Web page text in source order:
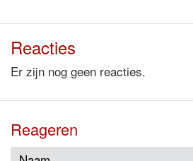
Reacties
Er zijn nog geen reacties.
Reageren